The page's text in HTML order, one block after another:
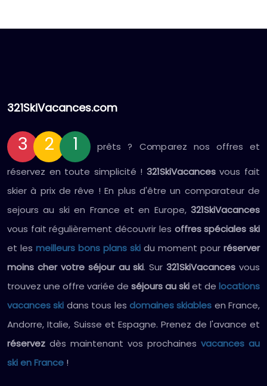
321SkiVacances.com
3 2 1
prêts ? Comparez nos offres et
réservez en toute simplicité ! 321SkiVacancesvous fait
skier à prix de rêve ! En plus d'être un comparateur de
sejours au ski en France et en Europe, 321SkiVacances
vous fait régulièrement découvrir les offres spéciales ski
et les meilleurs bons plans ski du moment pour réserver
moins cher votre séjour au ski. Sur321SkiVacances vous
trouvez une offre variée de séjours au skiet de locations
vacances ski dans tous les domaines skiables en France,
Andorre, Italie, Suisse et Espagne. Prenez de l'avance et
réservez dès maintenant vos prochaines vacances au
ski en France !